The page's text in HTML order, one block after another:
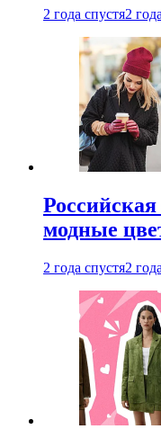
2 года спустя2
модные
2 года спустя2